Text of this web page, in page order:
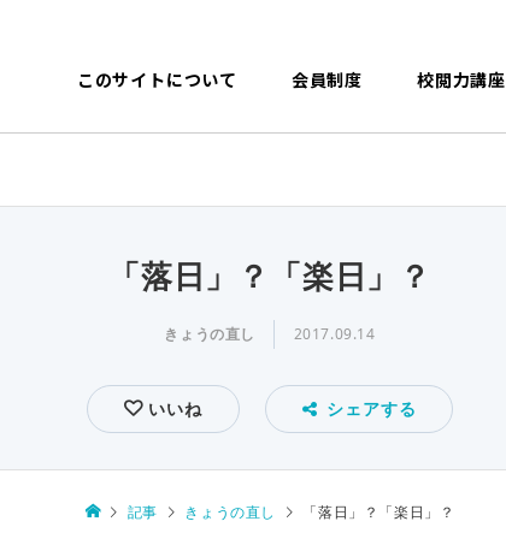
このサイトについて 会員制度 校閲力講座
「落日」？「楽日」？
きょうの直し 2017.09.14
いいね シェアする
記事 きょうの直し 「落日」？「楽日」？